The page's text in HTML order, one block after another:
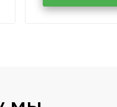
Volkswagen